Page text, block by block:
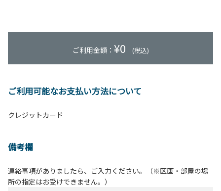
ご利用金額： ¥0 (税込)
ご利用可能なお支払い方法について
クレジットカード
備考欄
連絡事項がありましたら、ご入力ください。（※区画・部屋の場
所の指定はお受けできません。）